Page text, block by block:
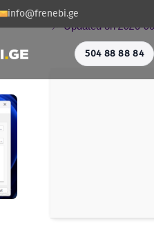
info@frenebi.ge
504 88 88 84
📌 Updated on2026-